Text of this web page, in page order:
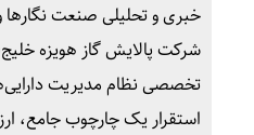
خبری و تحلیلی صنعت نگارها
شرکت پالایش گاز هویزه
تخصصی نظام مدیریت
استقرار یک چارچوب جامع،